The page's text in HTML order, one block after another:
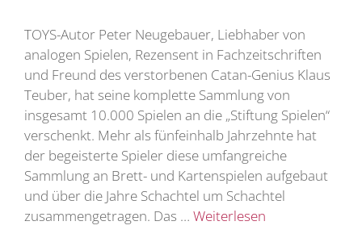
TOYS-Autor Peter Neugebauer, Liebhaber von
analogen Spielen, Rezensent in Fachzeitschriften
und Freund des verstorbenen Catan-Genius Klaus
Teuber, hat seine komplette Sammlung von
insgesamt 10.000 Spielen an die „Stiftung Spielen“
verschenkt. Mehr als fünfeinhalb Jahrzehnte hat
der begeisterte Spieler diese umfangreiche
Sammlung an Brett- und Kartenspielen aufgebaut
und über die Jahre Schachtel um Schachtel
zusammengetragen. Das … Weiterlesen